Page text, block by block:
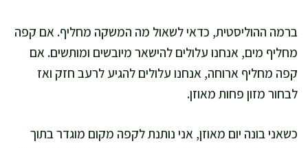
ברמה ההוליסטית, כדאי לשאול מה המשקה מחליף. אם קפה
מחליף מים, אנחנו עלולים להישאר מיובשים ומותשים. אם
קפה מחליף ארוחה, אנחנו עלולים להגיע לרעב חזק ואז
לבחור מזון פחות מאוזן.
כשאני בונה יום מאוזן, אני נותנת לקפה מקום מוגדר בתוך